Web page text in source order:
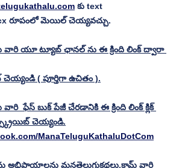
కు text
రూపంలో మెయిల్ చెయ్యవచ్చు.
వారి యూ ట్యూబ్ ఛానల్ ను ఈ క్రింది లింక్ ద్వారా
( పూర్తిగా ఉచితం ).
ఫేస్ బుక్ పేజీ చేరడానికి ఈ క్రింది లింక్ క్లిక్
చెయ్యండి.
ManaTeluguKathaluDotCom
అభిప్రాయాలను మనతెలుగుకథలు.కామ్ వారి